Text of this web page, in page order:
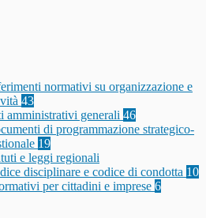
normativi su organizzazione e
43
amministrativi generali 46
di programmazione strategico-
19
e leggi regionali
disciplinare e codice di condotta 10
per cittadini e imprese 6